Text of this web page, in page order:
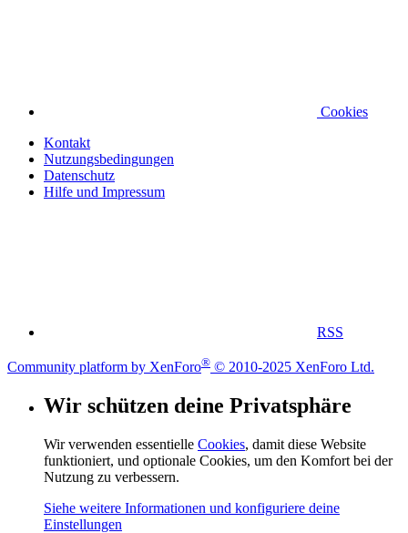
Cookies
Kontakt
Nutzungsbedingungen
Datenschutz
Hilfe und Impressum
RSS
Community platform by XenForo® © 2010-2025 XenForo Ltd.
Wir schützen deine Privatsphäre
Wir verwenden essentielle Cookies, damit diese Website
funktioniert, und optionale Cookies, um den Komfort bei der
Nutzung zu verbessern.
Siehe weitere Informationen und konfiguriere deine
Einstellungen